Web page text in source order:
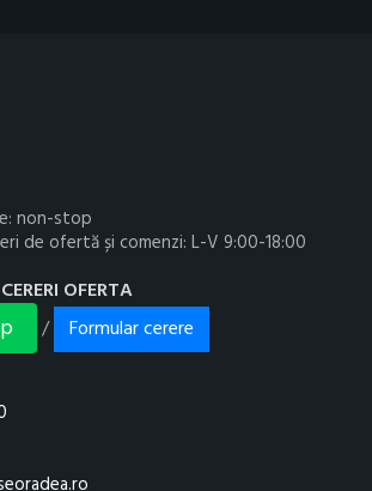
non-stop
de ofertă și comenzi: L-V 9:00-18:00
OFERTA
/
Formular cerere